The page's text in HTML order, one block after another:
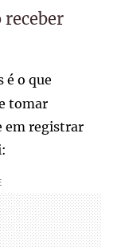
receber
é o que
tomar
em registrar